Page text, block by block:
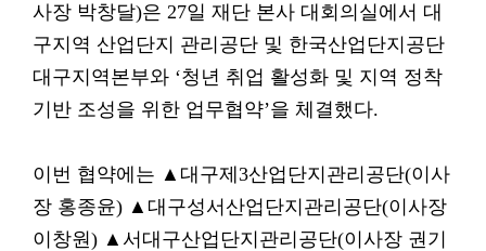
사장 박창달)은 27일 재단 본사 대회의실에서 대
구지역 산업단지 관리공단 및 한국산업단지공단
대구지역본부와 ‘청년 취업 활성화 및 지역 정착
기반 조성을 위한 업무협약’을 체결했다.
이번 협약에는 ▲대구제3산업단지관리공단(이사
장 홍종윤) ▲대구성서산업단지관리공단(이사장
이창원) ▲서대구산업단지관리공단(이사장 권기